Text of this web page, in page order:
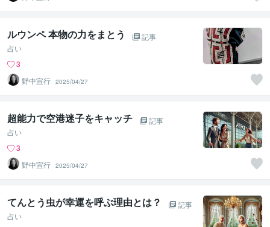
ルウンペ 本物の力をまとう
記事
占い
3
野中宣行 2025/04/27
超能力で空港迷子をキャッチ
記事
占い
3
野中宣行 2025/04/27
てんとう虫が幸運を呼ぶ理由とは？
記事
占い